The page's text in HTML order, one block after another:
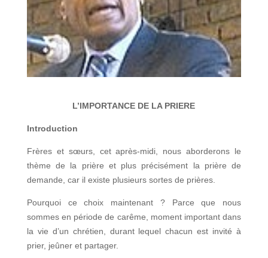
L’IMPORTANCE DE LA PRIERE
Introduction
Frères et sœurs, cet après-midi, nous aborderons le
thème de la prière et plus précisément la prière de
demande, car il existe plusieurs sortes de prières.
Pourquoi ce choix maintenant ? Parce que nous
sommes en période de carême, moment important dans
la vie d’un chrétien, durant lequel chacun est invité à
prier, jeûner et partager.